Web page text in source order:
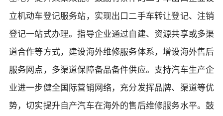
立机动车登记服务站，实现出口二手车转让登记、注销
登记一站式办理。指导企业通过自建、资源共享或多渠
道合作等方式，建设海外维修服务体系，增设海外售后
服务网点，多渠道保障备品备件供应。支持汽车生产企
业进一步健全国际营销网络，充分发挥品牌、渠道等优
势，切实提升自产汽车在海外的售后维修服务水平。鼓